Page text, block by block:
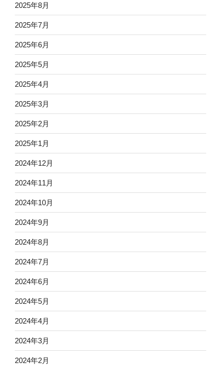
2025年8月
2025年7月
2025年6月
2025年5月
2025年4月
2025年3月
2025年2月
2025年1月
2024年12月
2024年11月
2024年10月
2024年9月
2024年8月
2024年7月
2024年6月
2024年5月
2024年4月
2024年3月
2024年2月